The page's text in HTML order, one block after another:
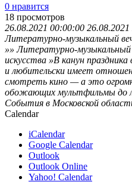
0 нравится
18 просмотров
26.08.2021 00:00:00
Литературно-музыкальный
»» Литературно-музыкальный
искусства »В канун
и любительски имеет
смотреть кино — а это
обожающих мультфильмы до
События в Московской
Calendar
iCalendar
Google Calendar
Outlook
Outlook Online
Yahoo! Calendar